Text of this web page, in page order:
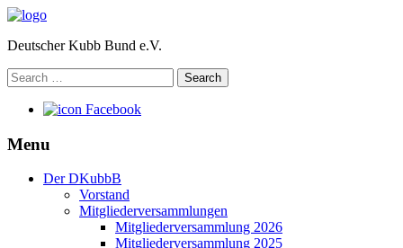
Deutscher Kubb Bund e.V.
Search
for:
Facebook
Menu
Der DKubbB
Vorstand
Mitgliederversammlungen
Mitgliederversammlung 2026
Mitgliederversammlung 2025